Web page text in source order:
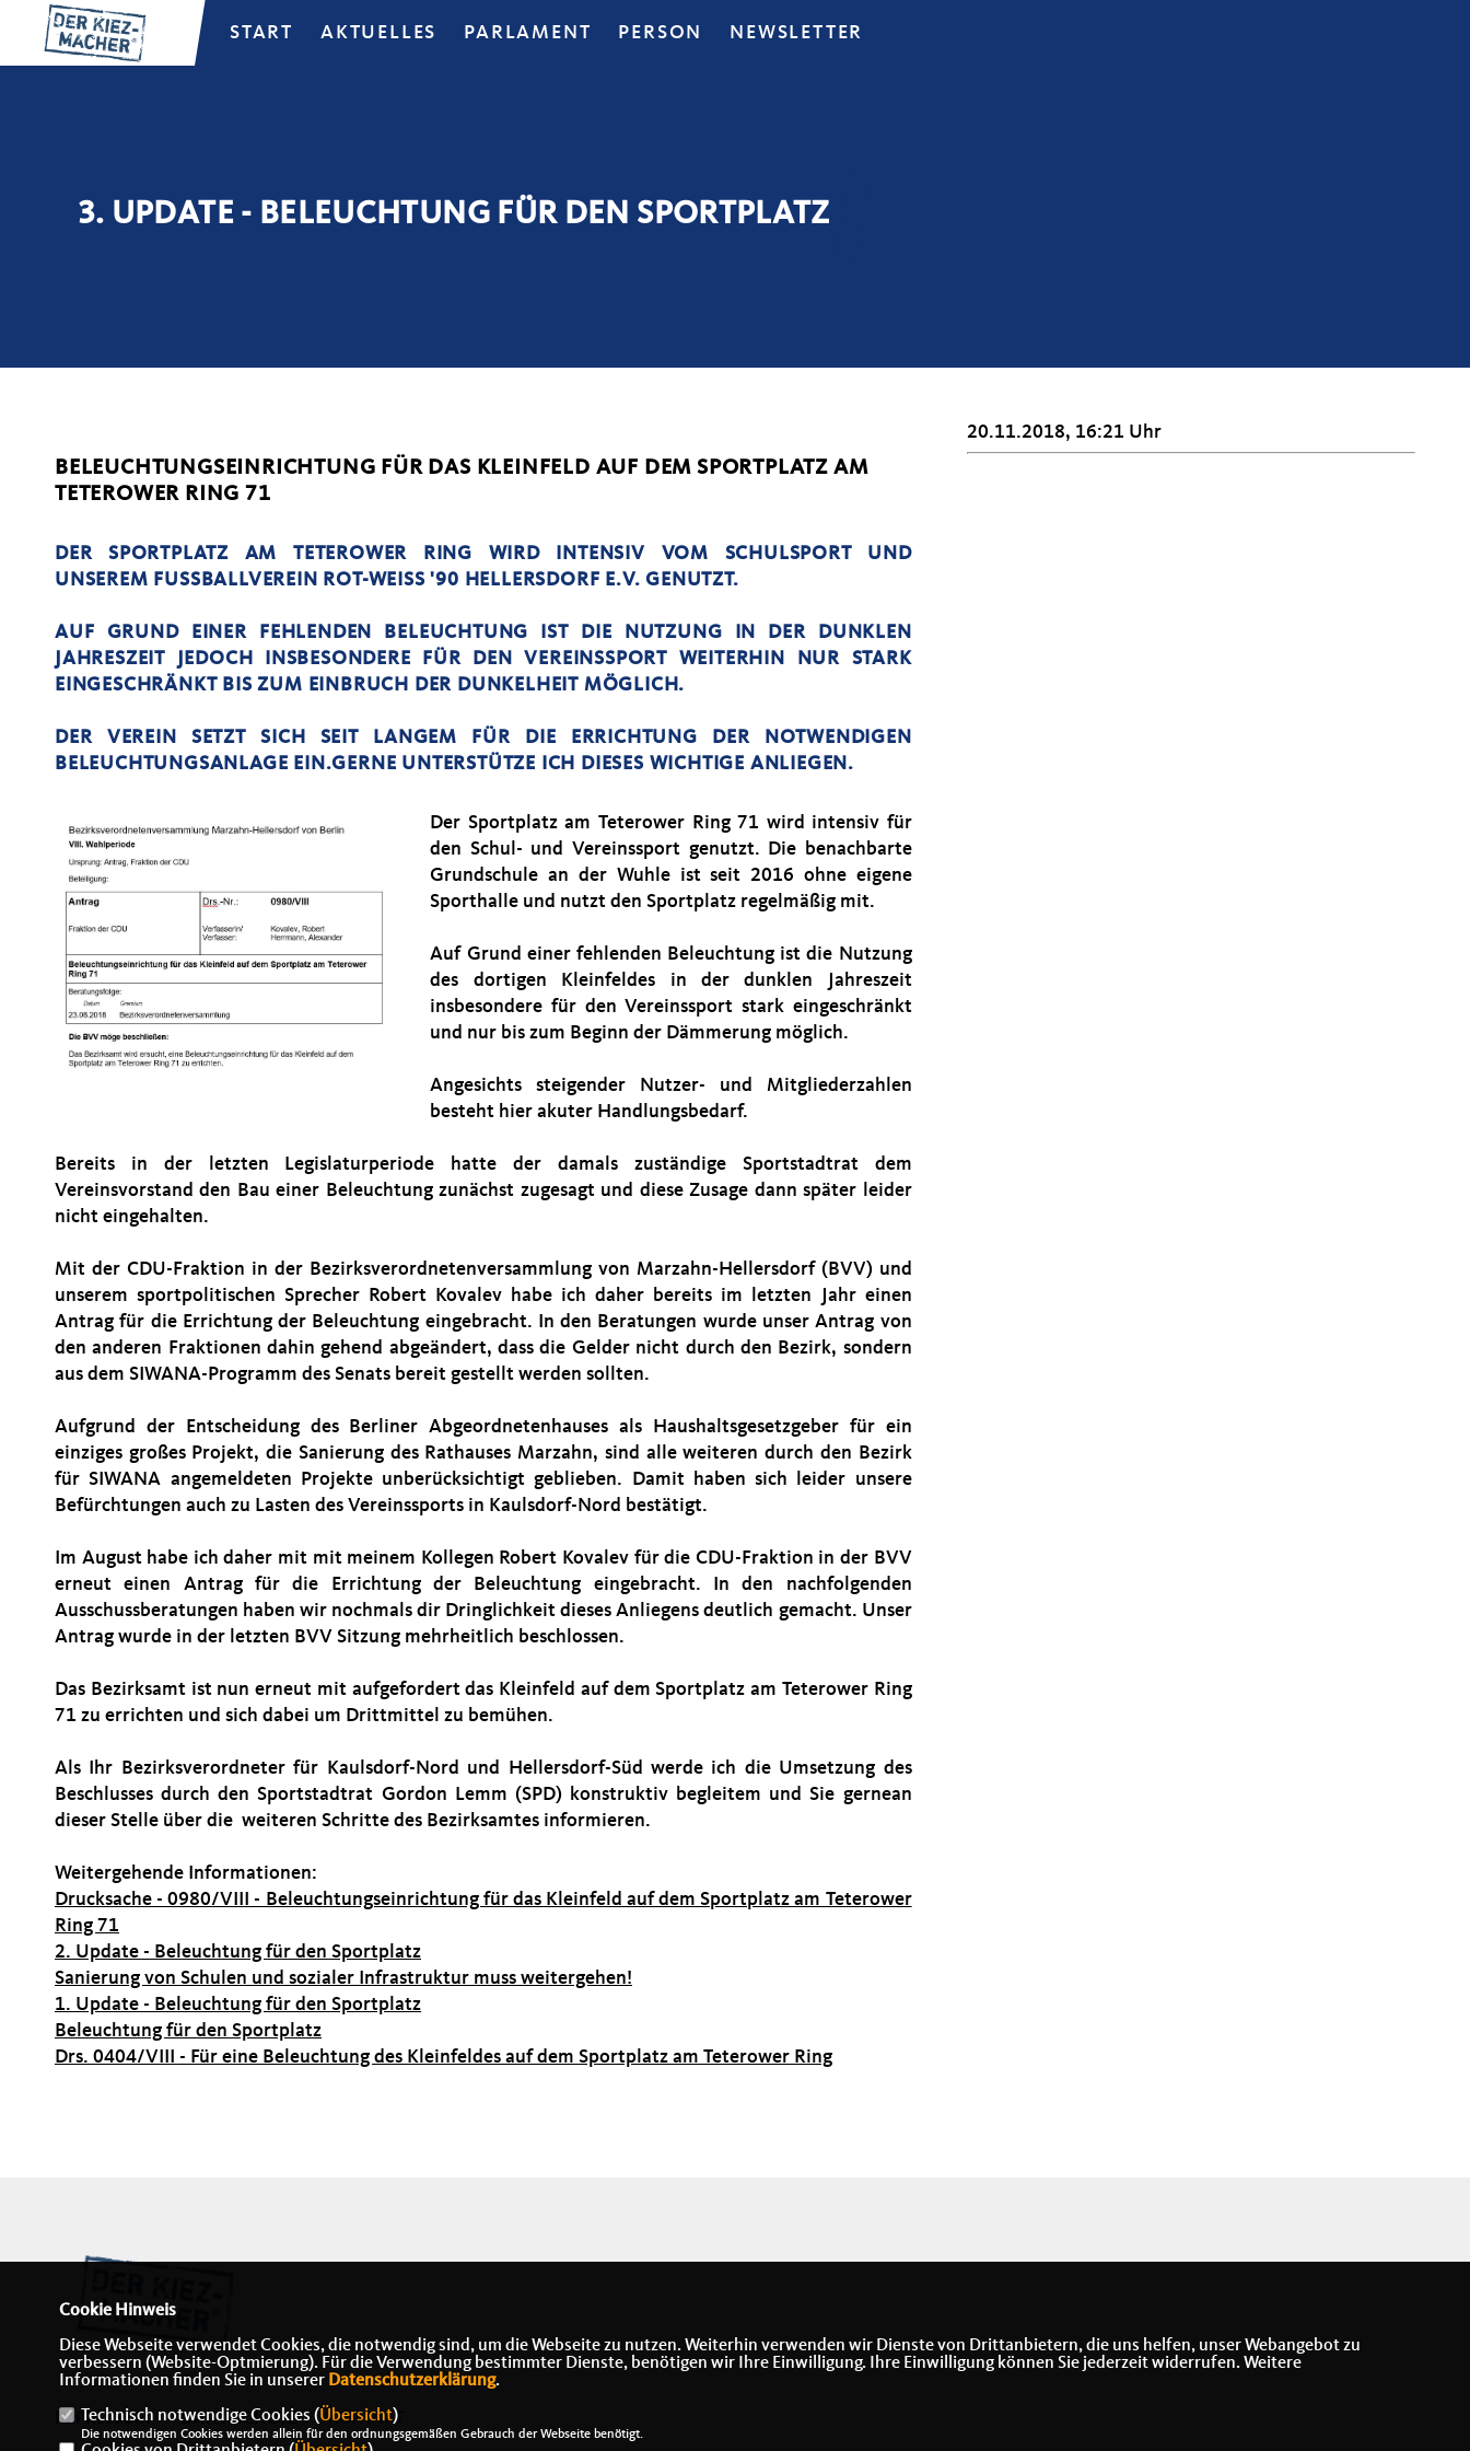
START AKTUELLES PARLAMENT PERSON NEWSLETTER
3. UPDATE - BELEUCHTUNG FÜR DEN SPORTPLATZ
BELEUCHTUNGSEINRICHTUNG FÜR DAS KLEINFELD AUF DEM SPORTPLATZ AM
TETEROWER RING 71
DER SPORTPLATZ AM TETEROWER RING WIRD INTENSIV VOM SCHULSPORT UND
UNSEREM FUSSBALLVEREIN ROT-WEISS '90 HELLERSDORF E.V. GENUTZT.
AUF GRUND EINER FEHLENDEN BELEUCHTUNG IST DIE NUTZUNG IN DER DUNKLEN
JAHRESZEIT JEDOCH INSBESONDERE FÜR DEN VEREINSSPORT WEITERHIN NUR STARK
EINGESCHRÄNKT BIS ZUM EINBRUCH DER DUNKELHEIT MÖGLICH.
DER VEREIN SETZT SICH SEIT LANGEM FÜR DIE ERRICHTUNG DER NOTWENDIGEN
BELEUCHTUNGSANLAGE EIN.GERNE UNTERSTÜTZE ICH DIESES WICHTIGE ANLIEGEN.
Der Sportplatz am Teterower Ring 71 wird intensiv für
den Schul- und Vereinssport genutzt. Die benachbarte
Grundschule an der Wuhle ist seit 2016 ohne eigene
Sporthalle und nutzt den Sportplatz regelmäßig mit.
Auf Grund einer fehlenden Beleuchtung ist die Nutzung
des dortigen Kleinfeldes in der dunklen Jahreszeit
insbesondere für den Vereinssport stark eingeschränkt
und nur bis zum Beginn der Dämmerung möglich.
Angesichts steigender Nutzer- und Mitgliederzahlen
besteht hier akuter Handlungsbedarf.
Bereits in der letzten Legislaturperiode hatte der damals zuständige Sportstadtrat dem
Vereinsvorstand den Bau einer Beleuchtung zunächst zugesagt und diese Zusage dann später leider
nicht eingehalten.
Mit der CDU-Fraktion in der Bezirksverordnetenversammlung von Marzahn-Hellersdorf (BVV) und
unserem sportpolitischen Sprecher Robert Kovalev habe ich daher bereits im letzten Jahr einen
Antrag für die Errichtung der Beleuchtung eingebracht. In den Beratungen wurde unser Antrag von
den anderen Fraktionen dahin gehend abgeändert, dass die Gelder nicht durch den Bezirk, sondern
aus dem SIWANA-Programm des Senats bereit gestellt werden sollten.
Aufgrund der Entscheidung des Berliner Abgeordnetenhauses als Haushaltsgesetzgeber für ein
einziges großes Projekt, die Sanierung des Rathauses Marzahn, sind alle weiteren durch den Bezirk
für SIWANA angemeldeten Projekte unberücksichtigt geblieben. Damit haben sich leider unsere
Befürchtungen auch zu Lasten des Vereinssports in Kaulsdorf-Nord bestätigt.
Im August habe ich daher mit mit meinem Kollegen Robert Kovalev für die CDU-Fraktion in der BVV
erneut einen Antrag für die Errichtung der Beleuchtung eingebracht. In den nachfolgenden
Ausschussberatungen haben wir nochmals dir Dringlichkeit dieses Anliegens deutlich gemacht. Unser
Antrag wurde in der letzten BVV Sitzung mehrheitlich beschlossen.
Das Bezirksamt ist nun erneut mit aufgefordert das Kleinfeld auf dem Sportplatz am Teterower Ring
71 zu errichten und sich dabei um Drittmittel zu bemühen.
Als Ihr Bezirksverordneter für Kaulsdorf-Nord und Hellersdorf-Süd werde ich die Umsetzung des
Beschlusses durch den Sportstadtrat Gordon Lemm (SPD) konstruktiv begleitem und Sie gernean
dieser Stelle über die weiteren Schritte des Bezirksamtes informieren.
Weitergehende Informationen:
Drucksache - 0980/VIII - Beleuchtungseinrichtung für das Kleinfeld auf dem Sportplatz am Teterower
Ring 71
2. Update - Beleuchtung für den Sportplatz
Sanierung von Schulen und sozialer Infrastruktur muss weitergehen!
1. Update - Beleuchtung für den Sportplatz
Beleuchtung für den Sportplatz
Drs. 0404/VIII - Für eine Beleuchtung des Kleinfeldes auf dem Sportplatz am Teterower Ring
20.11.2018, 16:21 Uhr
IMPRESSUM DATENSCHUTZ KONTAKT
Cookie Hinweis
Diese Webseite verwendet Cookies, die notwendig sind, um die Webseite zu nutzen. Weiterhin verwenden wir Dienste von Drittanbietern, die uns helfen, unser Webangebot zu
verbessern (Website-Optmierung). Für die Verwendung bestimmter Dienste, benötigen wir Ihre Einwilligung. Ihre Einwilligung können Sie jederzeit widerrufen. Weitere
Informationen finden Sie in unserer Datenschutzerklärung.
Technisch notwendige Cookies (Übersicht)
Die notwendigen Cookies werden allein für den ordnungsgemäßen Gebrauch der Webseite benötigt.